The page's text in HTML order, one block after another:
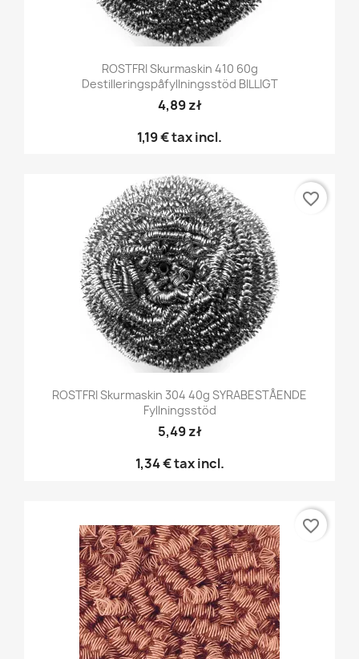
ROSTFRI Skurmaskin 410 60g
Destilleringspåfyllningsstöd BILLIGT
4,89 zł
1,19 €tax incl.
ROSTFRI Skurmaskin 304 40g SYRABESTÅENDE
Fyllningsstöd
5,49 zł
1,34 €tax incl.
favorite_border
favorite_border